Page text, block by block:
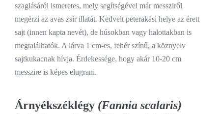
szaglásáról ismeretes, mely segítségével már messziről
megérzi az avas zsír illatát. Kedvelt peterakási helye az érett
sajt (innen kapta nevét), de húsokban vagy halottakban is
megtalálhatók. A lárva 1 cm-es, fehér színű, a köznyelv
sajtkukacnak hívja. Érdekessége, hogy akár 10-20 cm
messzire is képes elugrani.
Árnyékszéklégy (Fannia scalaris)